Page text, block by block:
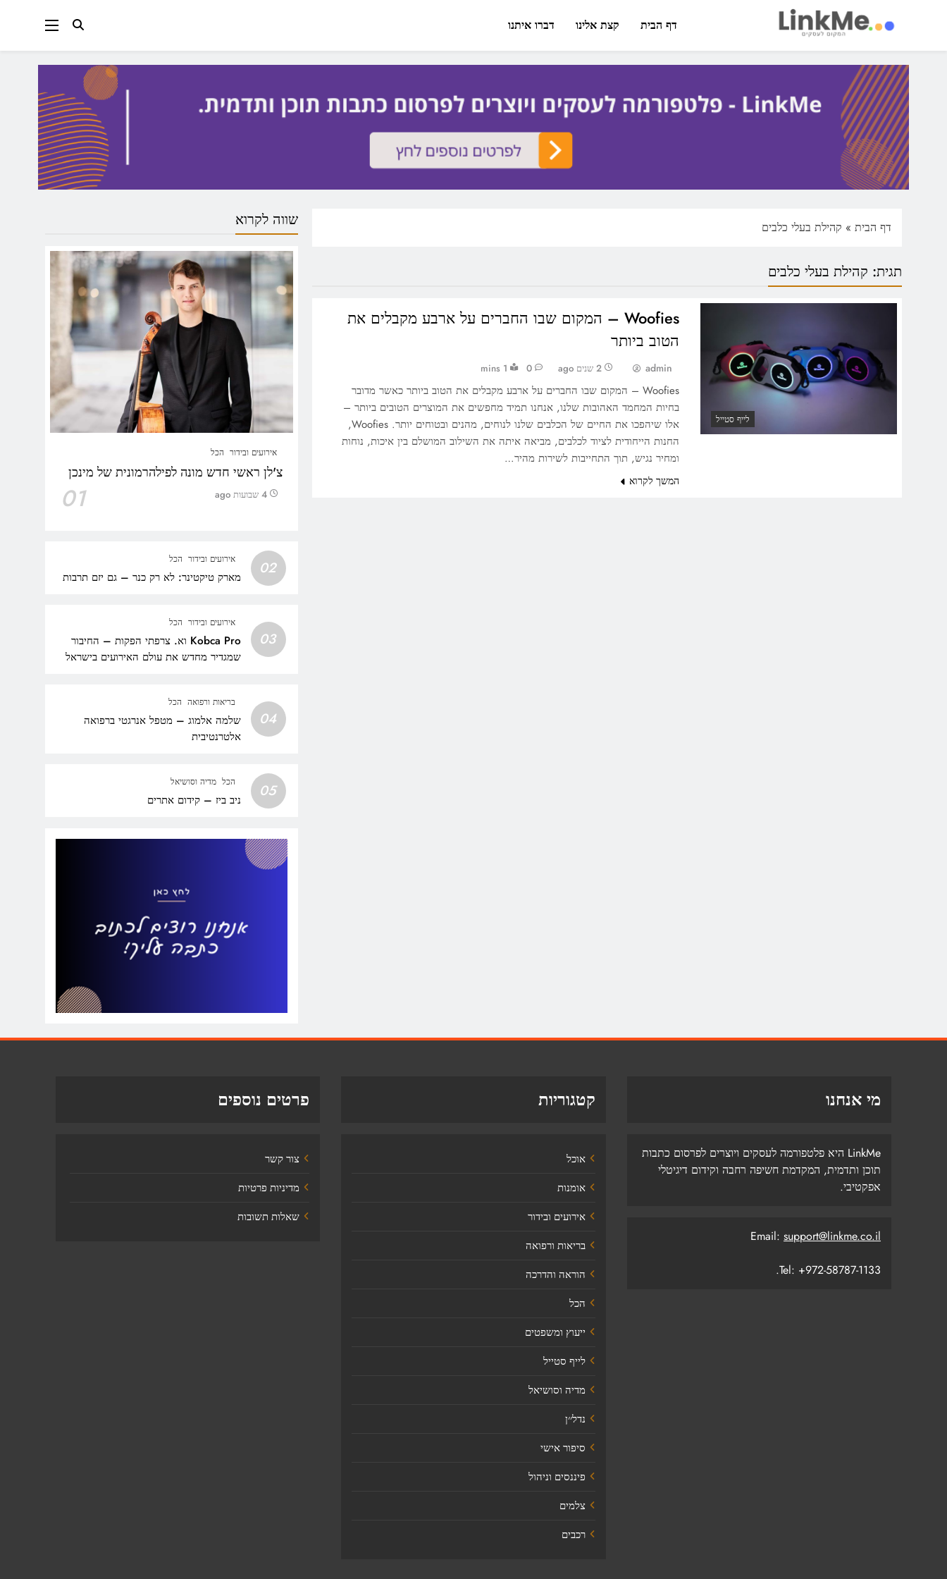
linkme.co.il
פלטפורמה מקצועית לפרסום כתבות תוכן ותדמית
דף הבית קצת אלינו דברו איתנו
דף הבית » קהילת בעלי כלבים
תגית: קהילת בעלי כלבים
לייף סטייל
Woofies – המקום שבו החברים על ארבע מקבלים את
הטוב ביותר
admin 2 שנים ago 0
1 mins
Woofies – המקום שבו החברים על ארבע מקבלים את הטוב ביותר כאשר מדובר
בחיות המחמד האהובות שלנו, אנחנו תמיד מחפשים את המוצרים הטובים ביותר –
אלו שיהפכו את החיים של הכלבים שלנו לנוחים, מהנים ובטוחים יותר. Woofies,
החנות הייחודית לציוד לכלבים, מביאה איתה את השילוב המושלם בין איכות, נוחות
ומחיר נגיש, תוך התחייבות לשירות מהיר…
המשך לקרוא
שווה לקרוא
אירועים ובידור הכל
צ'לן ראשי חדש מונה לפילהרמונית של מינכן
01 4 שבועות ago
02 אירועים ובידור הכל
מארק טיקטינר: לא רק כנר – גם יזם תרבות
03
אירועים ובידור הכל
Kobca Pro וא. צרפתי הפקות – החיבור
שמגדיר מחדש את עולם האירועים בישראל
04
בריאות ורפואה הכל
שלמה אלמוג – מטפל אנרגטי ברפואה
אלטרנטיבית
05 הכל מדיה וסושיאל
ניב ביז – קידום אתרים
מי אנחנו
LinkMe היא פלטפורמה לעסקים ויוצרים לפרסום כתבות
תוכן ותדמית, המקדמת חשיפה רחבה וקידום דיגיטלי
אפקטיבי.
Email: support@linkme.co.il
Tel: +972-58787-1133.
קטגוריות
אוכל
אומנות
אירועים ובידור
בריאות ורפואה
הוראה והדרכה
הכל
ייעוץ ומשפטים
לייף סטייל
מדיה וסושיאל
נדל׳׳ן
סיפור אישי
פיננסים וניהול
צלמים
רכבים
פרטים נוספים
צור קשר
מדיניות פרטיות
שאלות תשובות